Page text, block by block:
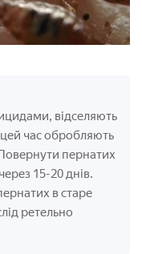
відселяють
час обробляють
пернатих
15-20 днів.
в старе
ретельно